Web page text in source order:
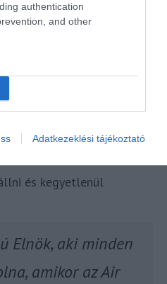
authentication
and other
Adatkezeklési tájékoztató
van évtizedek óta, tehát a
de ne vegyük el a
és sokat is dolgoztak.
am voting for the first time in my
United States, and it's for
?? ?
és kegyetlenül
Elnök, aki minden
amikor az Air